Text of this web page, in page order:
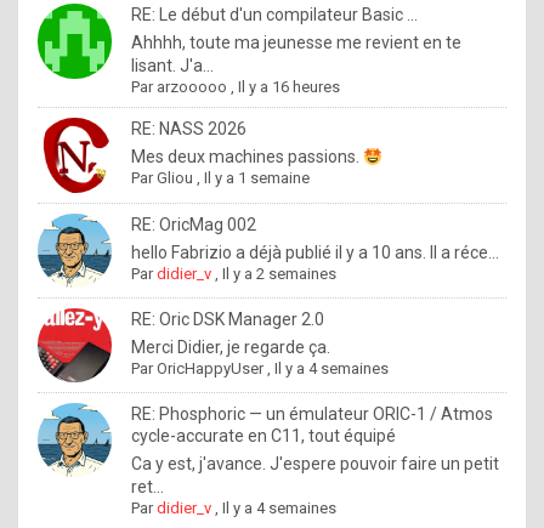
m
a
d
b
y
o
l
e
x
.
I
f
y
RE: Le début d'un compilateur Basic ...
Ahhhh, toute ma jeunesse me revient en te
lisant. J'a...
Par arzooooo ,Il y a 16 heures
RE: NASS 2026
Mes deux machines passions.
ParGliou ,Il y a 1 semaine
RE: OricMag 002
hello Fabrizio a déjà publié il y a 10 ans. Il a réce...
Pardidier_v ,Il y a 2 semaines
RE: Oric DSK Manager 2.0
Merci Didier, je regarde ça.
ParOricHappyUser,Il y a 4 semaines
RE: Phosphoric — un émulateur ORIC-1 / Atmos
cycle-accurate en C11, tout équipé
Ca y est, j'avance. J'espere pouvoir faire un petit
ret...
Pardidier_v ,Il y a 4 semaines